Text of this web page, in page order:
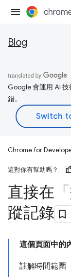
Blog
Google 會運用 AI
錯。
Chrome for
這對你有幫助嗎？
直接在
蹤記錄
這個頁面中的
註解時間範圍